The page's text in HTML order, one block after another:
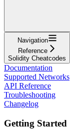
Navigation
Reference
Solidity Cheatcodes
Documentation
Supported Networks
API Reference
Troubleshooting
Changelog
Getting Started